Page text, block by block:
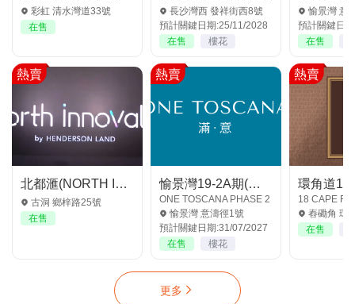
彩虹 清水灣道33號
在售
長沙灣西 發祥街西8號
預計關鍵日期:25/11/2028
在售
樓花
愉景灣 意
預計關鍵日
在售
熱賣
北都滙(NORTH INNOVALE) 新界-古洞
古洞 鄉梓路25號
在售
熱賣
愉景灣19-2A期(滿‧意2期)
ONE TOSCANA PHASE 2
愉景灣 意濤徑1號
預計關鍵日期:31/07/2027
在售
樓花
熱賣
環角道18
18 CAPE
舂磡角 環角
在售
更多